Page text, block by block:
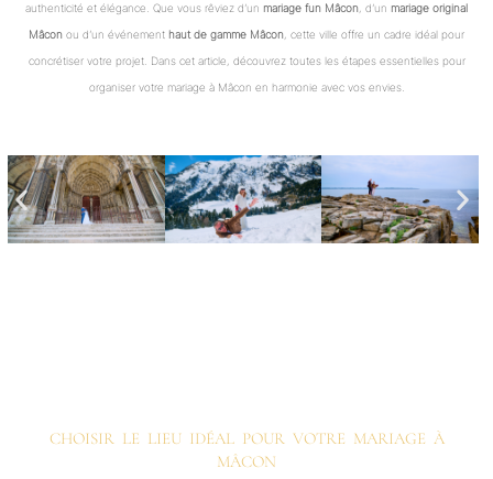
authenticité et élégance. Que vous rêviez d’un mariage fun Mâcon , d’un mariage original
Mâcon ou d’un événement haut de gamme Mâcon , cette ville offre un cadre idéal pour
concrétiser votre projet. Dans cet article, découvrez toutes les étapes essentielles pour
organiser votre mariage à Mâcon en harmonie avec vos envies.
CHOISIR LE LIEU IDÉAL POUR VOTRE MARIAGE À
MÂCON